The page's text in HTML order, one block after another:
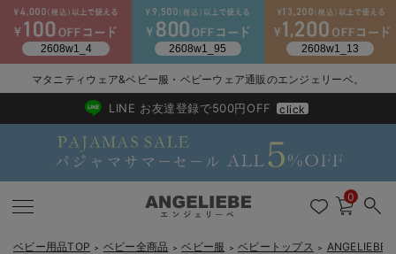
マタニティウェア&ベビー服・ベビーウェア通販のエンジェリーベ。
2026/NewArrival
送料495円(一部地域を除く) 7,700円以上で送料無料
LINE お友達登録で500円OFF click
0
ベビー用品TOP ＞ ベビー全商品 ＞ ベビー服 ＞ ベビートップス ＞ ANGELIEBE